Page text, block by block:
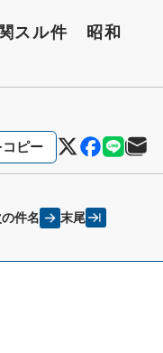
スル件 昭和
ピー
件名 末尾